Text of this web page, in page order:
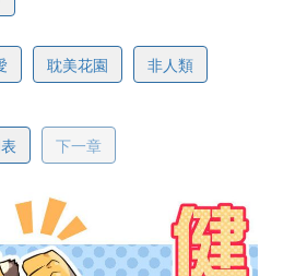
耽美花園
非人類
下一章